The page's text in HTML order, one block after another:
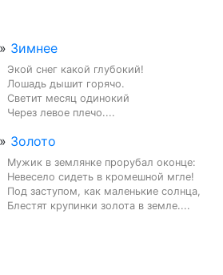
» Зимнее
Экой снег какой глубокий!
Лошадь дышит горячо.
Светит месяц одинокий
Через левое плечо....
» Золото
Мужик в землянке прорубал оконце:
Невесело сидеть в кромешной мгле!
Под заступом, как маленькие солнца,
Блестят крупинки золота в земле....